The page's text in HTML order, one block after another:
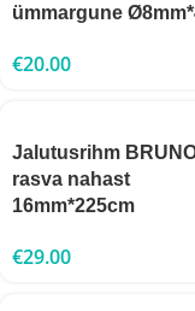
ümmargune
€20.00
Jalutusrihm
rasva nahast
16mm*225cm
€29.00